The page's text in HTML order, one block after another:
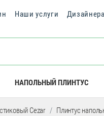
Наши услуги
НАПОЛЬНЫЙ ПЛИНТУС
Cezar Плинтус